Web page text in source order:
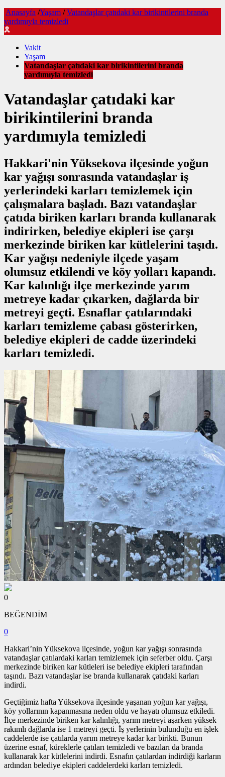
Anasayfa /Yaşam / Vatandaşlar çatıdaki kar birikintilerini branda
yardımıyla temizledi
Vakit
Yaşam
Vatandaşlar çatıdaki kar birikintilerini branda
yardımıyla temizledi
Vatandaşlar çatıdaki kar
birikintilerini branda
yardımıyla temizledi
Hakkari'nin Yüksekova ilçesinde yoğun
kar yağışı sonrasında vatandaşlar iş
yerlerindeki karları temizlemek için
çalışmalara başladı. Bazı vatandaşlar
çatıda biriken karları branda kullanarak
indirirken, belediye ekipleri ise çarşı
merkezinde biriken kar kütlelerini taşıdı.
Kar yağışı nedeniyle ilçede yaşam
olumsuz etkilendi ve köy yolları kapandı.
Kar kalınlığı ilçe merkezinde yarım
metreye kadar çıkarken, dağlarda bir
metreyi geçti. Esnaflar çatılarındaki
karları temizleme çabası gösterirken,
belediye ekipleri de cadde üzerindeki
karları temizledi.
0
BEĞENDİM
0
Hakkari’nin Yüksekova ilçesinde, yoğun kar yağışı sonrasında
vatandaşlar çatılardaki karları temizlemek için seferber oldu. Çarşı
merkezinde biriken kar kütleleri ise belediye ekipleri tarafından
taşındı. Bazı vatandaşlar ise branda kullanarak çatıdaki karları
indirdi.
Geçtiğimiz hafta Yüksekova ilçesinde yaşanan yoğun kar yağışı,
köy yollarının kapanmasına neden oldu ve hayatı olumsuz etkiledi.
İlçe merkezinde biriken kar kalınlığı, yarım metreyi aşarken yüksek
rakımlı dağlarda ise 1 metreyi geçti. İş yerlerinin bulunduğu en işlek
caddelerde ise çatılarda yarım metreye kadar kar birikti. Bunun
üzerine esnaf, küreklerle çatıları temizledi ve bazıları da branda
kullanarak kar kütlelerini indirdi. Esnafın çatılardan indirdiği karların
ardından belediye ekipleri caddelerdeki karları temizledi.